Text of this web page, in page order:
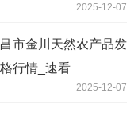
2025-12-07
市金川天然农产品发
行情_速看
2025-12-07